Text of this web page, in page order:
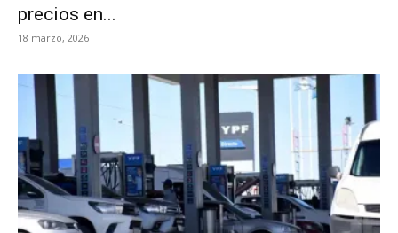
precios en...
18 marzo, 2026